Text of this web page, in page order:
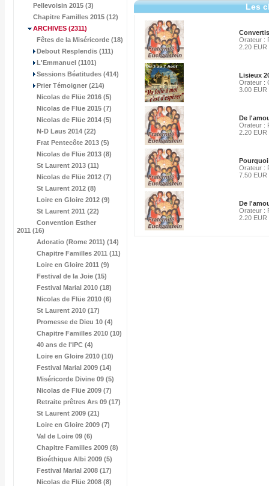
Pellevoisin 2015 (3)
Chapitre Familles 2015 (12)
ARCHIVES (2311)
Fêtes de la Miséricorde (18)
Debout Resplendis (111)
L'Emmanuel (1101)
Sessions Béatitudes (414)
Prier Témoigner (214)
Nicolas de Flüe 2016 (5)
Nicolas de Flüe 2015 (7)
Nicolas de Flüe 2014 (5)
N-D Laus 2014 (22)
Frat Pentecôte 2013 (5)
Nicolas de Flüe 2013 (8)
St Laurent 2013 (11)
Nicolas de Flüe 2012 (7)
St Laurent 2012 (8)
Loire en Gloire 2012 (9)
St Laurent 2011 (22)
Convention Esther
2011 (16)
Adoratio (Rome 2011) (14)
Chapitre Familles 2011 (11)
Loire en Gloire 2011 (9)
Festival de la Joie (15)
Festival Marial 2010 (18)
Nicolas de Flüe 2010 (6)
St Laurent 2010 (17)
Promesse de Dieu 10 (4)
Chapitre Familles 2010 (10)
40 ans de l'IPC (4)
Loire en Gloire 2010 (10)
Festival Marial 2009 (14)
Miséricorde Divine 09 (5)
Nicolas de Flüe 2009 (7)
Retraite prêtres Ars 09 (17)
St Laurent 2009 (21)
Loire en Gloire 2009 (7)
Val de Loire 09 (6)
Chapitre Familles 2009 (8)
Bioéthique Albi 2009 (5)
Festival Marial 2008 (17)
Nicolas de Flüe 2008 (8)
Les
Orateur :
2.20 EUR
Lisieux
Orateur :
3.00 EUR
De
Orateur :
2.20 EUR
Orateur :
7.50 EUR
De
Orateur :
2.20 EUR